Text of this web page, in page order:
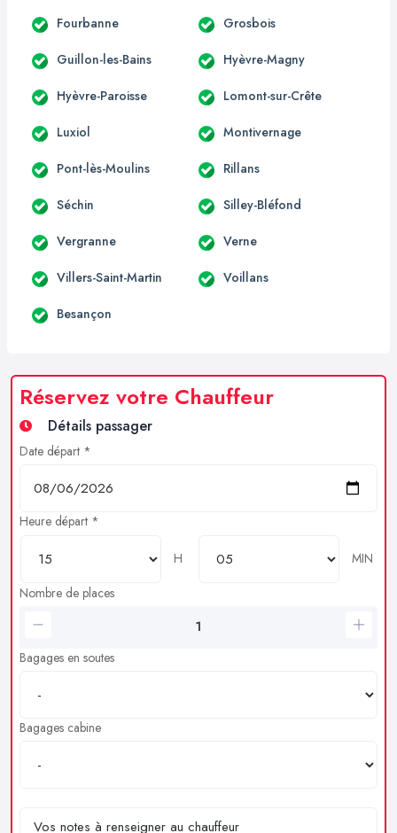
Fourbanne Grosbois
Guillon-les-Bains Hyèvre-Magny
Hyèvre-Paroisse Lomont-sur-Crête
Luxiol Montivernage
Pont-lès-Moulins Rillans
Séchin Silley-Bléfond
Vergranne Verne
Villers-Saint-Martin Voillans
Besançon
Réservez votre Chauffeur
Détails passager
Date départ *
Heure départ *
H
MIN
Nombre de places
Bagages en soutes
Bagages cabine